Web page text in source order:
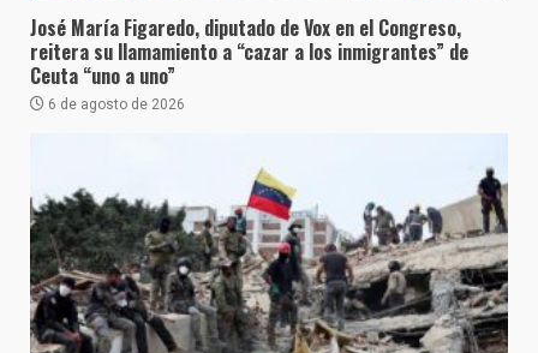
José María Figaredo, diputado de Vox en el Congreso,
reitera su llamamiento a “cazar a los inmigrantes” de
Ceuta “uno a uno”
6 de agosto de 2026